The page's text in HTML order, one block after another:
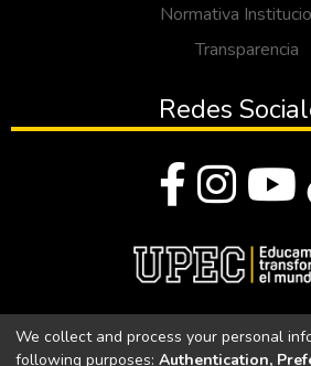
Normativa
Transparencia
Redes
We collect and process your personal
following purposes: Authentication,